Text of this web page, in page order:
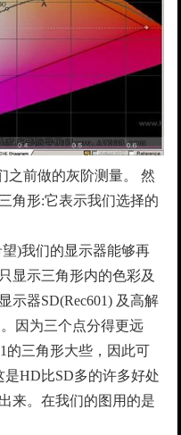
之前做的灰阶测量。 然
角形:它表示我们选择的
)我们的显示器能够再
显示三角形内的色彩及
示器SD(Rec601) 及高解
因为三个点分得更远
的三角形大些，因此可
HD比SD多的许多好处
来。在我们的图用的是